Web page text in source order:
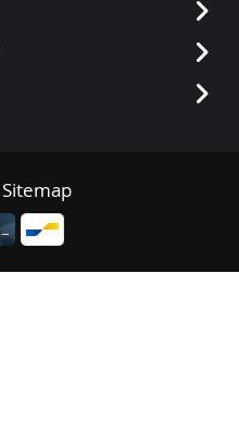
Sitemap